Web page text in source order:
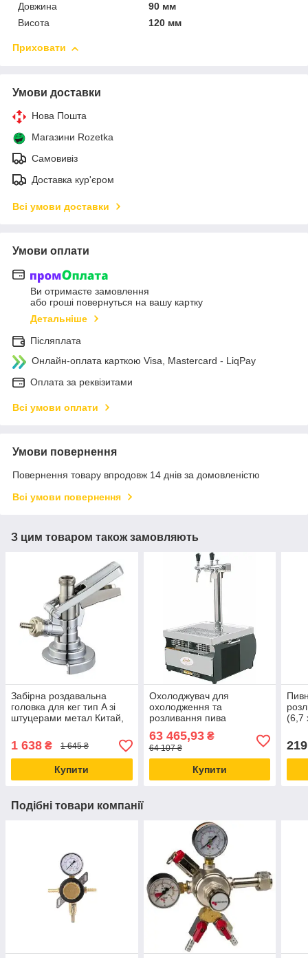
Довжина
90 мм
Висота
120 мм
Приховати
Умови доставки
Нова Пошта
Магазини Rozetka
Самовивіз
Доставка кур'єром
Всі умови доставки
Умови оплати
Ви отримаєте замовлення
або гроші повернуться на вашу картку
Детальніше
Післяплата
Онлайн-оплата карткою Visa, Mastercard - LiqPay
Оплата за реквізитами
Всі умови оплати
Умови повернення
Повернення товару впродовж 14 днів за домовленістю
Всі умови повернення
З цим товаром також замовляють
Забірна роздавальна
головка для кег тип A зі
штуцерами метал Китай,
напоїв
1 638 ₴ 1 645 ₴
Купити
Охолоджувач для
охолодження та
розливання пива
надстійкий сухий Kontakt-
55 (55 л/год) колона + 2
крани Lindr Чехія
63 465,93₴
64 107 ₴
Купити
(6,7
219
Подібні товари компанії